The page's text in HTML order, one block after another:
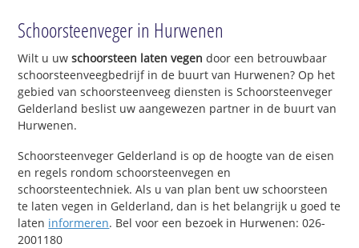
Schoorsteenveger in Hurwenen
Wilt u uwschoorsteen laten vegen door een betrouwbaar
schoorsteenveegbedrijf in de buurt van Hurwenen? Op het
gebied van schoorsteenveeg diensten is Schoorsteenveger
Gelderland beslist uw aangewezen partner in de buurt van
Hurwenen.
Schoorsteenveger Gelderland is op de hoogte van de eisen
en regels rondom schoorsteenvegen en
schoorsteentechniek. Als u van plan bent uw schoorsteen
te laten vegen in Gelderland, dan is het belangrijk u goed te
laten informeren. Bel voor een bezoek in Hurwenen: 026-
2001180